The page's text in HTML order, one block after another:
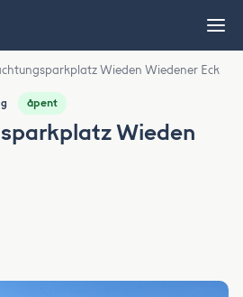
Wieden Wiedener Eck
åpent
Wieden